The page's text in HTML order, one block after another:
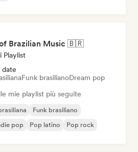
Brazilian Music 🇧🇷
Playlist
Funk brasilianoDream pop
mie playlist più seguite
Funk brasiliano
pop Pop latino Pop rock